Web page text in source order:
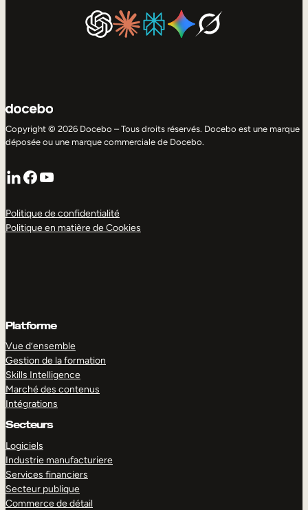
Copyright © 2026 Docebo – Tous droits réservés. Docebo est une marque
déposée ou une marque commerciale de Docebo.
LinkedIn
Facebook
YouTube
Politique de confidentialité
Politique en matière de Cookies
Platforme
Vue d’ensemble
Gestion de la formation
Skills Intelligence
Marché des contenus
Intégrations
Secteurs
Logiciels
Industrie manufacturiere
Services financiers
Secteur publique
Commerce de détail